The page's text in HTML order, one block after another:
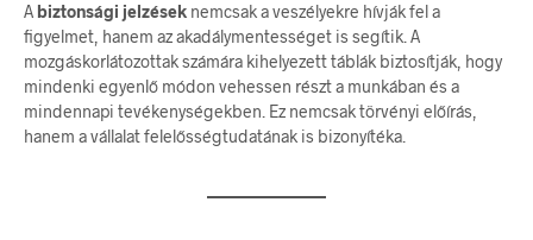
A biztonsági jelzések nemcsak a veszélyekre hívják fel a
figyelmet, hanem az akadálymentességet is segítik. A
mozgáskorlátozottak számára kihelyezett táblák biztosítják, hogy
mindenki egyenlő módon vehessen részt a munkában és a
mindennapi tevékenységekben. Ez nemcsak törvényi előírás,
hanem a vállalat felelősségtudatának is bizonyítéka.